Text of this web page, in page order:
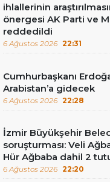
ihlallerinin
önergesi AK Parti ve
reddedildi
6 Ağustos 2026 22:31
Cumhurbaşkanı
Arabistan’a gidecek
6 Ağustos 2026 22:28
İzmir Büyükşehir
soruşturması: Veli
Hür Ağbaba dahil 2
6 Ağustos 2026 22:20